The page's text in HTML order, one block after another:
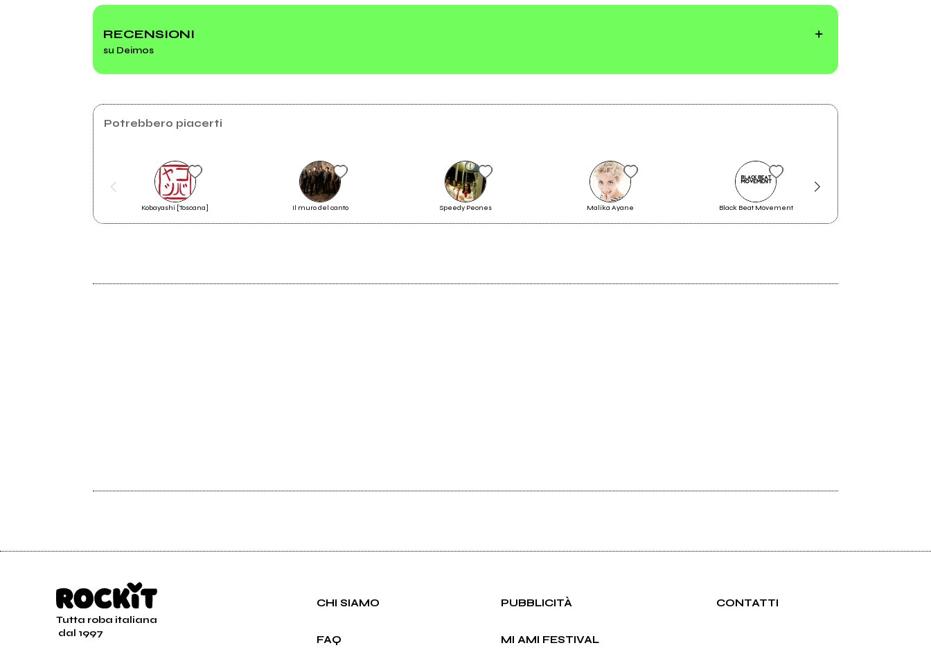
Lettere Per Un Mondo Perfetto
Live @ Class'Eurock Festival 2008
RECENSIONI
su Deimos
Potrebbero piacerti
Kobayashi [Toscana] Il muro del canto Speedy Peones Malika Ayane Black Beat Movement
Tutta roba italiana
dal 1997
CHI SIAMO PUBBLICITÀ CONTATTI
FAQ MI AMI FESTIVAL